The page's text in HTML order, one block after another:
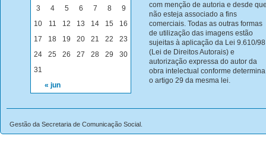
« jun
3
4 5 6 7 8
9
10
11 12 13 14 15
16
17
18 19 20 21 22
23
24
25 26 27 28 29
30
31
com menção de autoria e desde
não esteja associado a fins
comerciais. Todas as outras formas
de utilização das imagens estão
sujeitas à aplicação da Lei 9.610/98
(Lei de Direitos Autorais) e
autorização expressa do autor da
obra intelectual conforme determina
o artigo 29 da mesma lei.
Gestão da Secretaria de Comunicação Social.